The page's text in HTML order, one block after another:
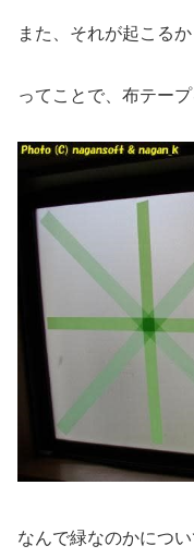
また、それが起こるか
ってことで、布テー
なんで緑なのかにつ